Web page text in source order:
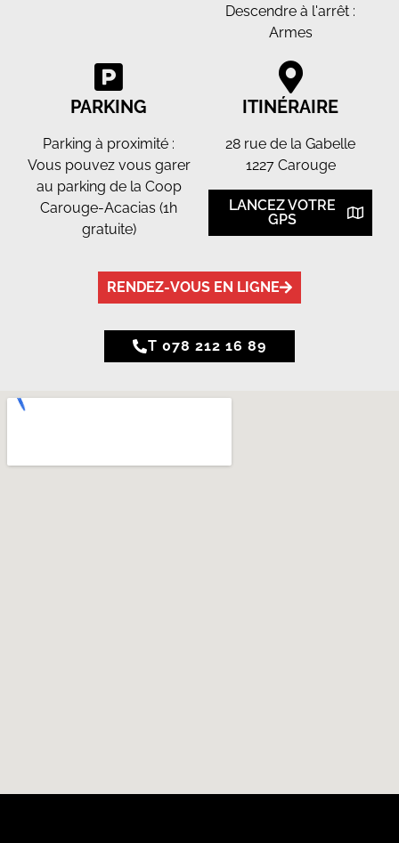
Descendre à l'arrêt :
Armes
PARKING
Parking à proximité :
Vous pouvez vous garer
au parking de la Coop
Carouge-Acacias (1h
gratuite)
ITINÉRAIRE
28 rue de la Gabelle
1227 Carouge
LANCEZ VOTRE
GPS
T 078 212 16 89
RENDEZ-VOUS EN LIGNE